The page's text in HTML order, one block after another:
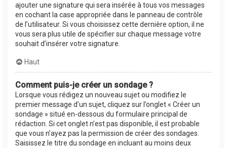
ajouter une signature qui sera insérée à tous vos messages
en cochant la case appropriée dans le panneau de contrôle
de l’utilisateur. Si vous choisissez cette dernière option, il ne
vous sera plus utile de spécifier sur chaque message votre
souhait d’insérer votre signature.
Haut
Comment puis-je créer un sondage ?
Lorsque vous rédigez un nouveau sujet ou modifiez le
premier message d’un sujet, cliquez sur l’onglet « Créer un
sondage » situé en-dessous du formulaire principal de
rédaction. Si cet onglet n’est pas disponible, il est probable
que vous n’ayez pas la permission de créer des sondages.
Saisissez le titre du sondage en incluant au moins deux